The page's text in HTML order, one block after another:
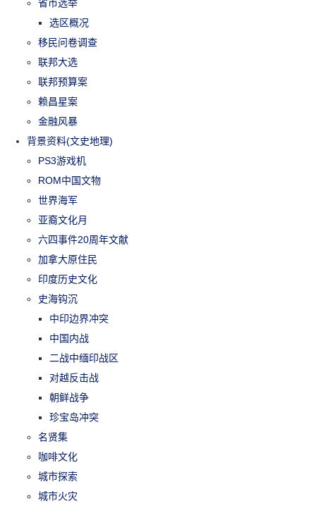
省市选举
选区概况
移民问卷调查
联邦大选
联邦预算案
赖昌星案
金融风暴
背景资料(文史地理)
PS3游戏机
ROM中国文物
世界海军
亚裔文化月
六四事件20周年文献
加拿大原住民
印度历史文化
史海钩沉
中印边界冲突
中国内战
二战中缅印战区
对越反击战
朝鲜战争
珍宝岛冲突
名贤集
咖啡文化
城市探索
城市火灾